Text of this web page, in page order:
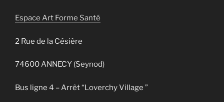
Espace Art Forme Santé
2 Rue de la Césière
74600 ANNECY (Seynod)
Bus ligne 4 – Arrêt “Loverchy Village ”